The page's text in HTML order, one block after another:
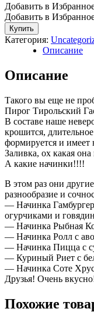
Добавить в
Добавить в
Количество
Пирог
Гастрономический
Купить
Категория:
Описание
Описание
Такого вы еще не
Пирог Тирольский
В составе наше
крошится,
формируется и
Заливка, ох какая
А какие начинки!!!!
В этом раз они
разнообразие и
— Начинка
огурчиками и
— Начинка Рыбная
— Начинка Ролл с
— Начинка Пицца с
— Куриный Риет с
— Начинка Соте
Друзья! Очень
Похожие